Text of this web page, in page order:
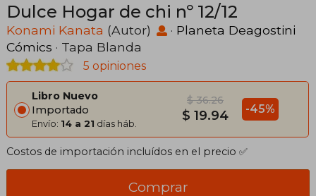
Dulce Hogar de chi nº 12/12
Konami Kanata (Autor) · Planeta Deagostini
Cómics · Tapa Blanda
5 opiniones
Libro Nuevo
Importado
Envío: 14 a 21 días háb.
$ 36.26
$ 19.94 -45%
Costos de importación incluídos en el precio ✅
Comprar